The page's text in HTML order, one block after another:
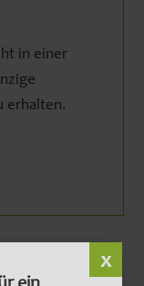
in einer
erhalten.
ein